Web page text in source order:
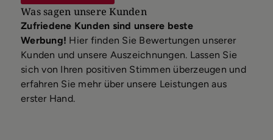
Was sagen unsere Kunden
Zufriedene Kunden sind unsere beste
Werbung! Hier finden Sie Bewertungen unserer
Kunden und unsere Auszeichnungen. Lassen Sie
sich von Ihren positiven Stimmen überzeugen und
erfahren Sie mehr über unsere Leistungen aus
erster Hand.